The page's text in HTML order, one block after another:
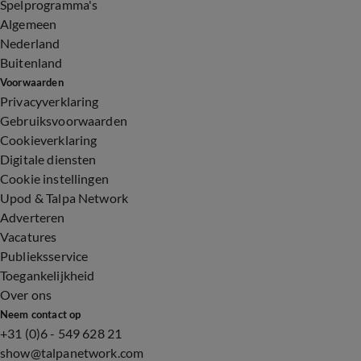
Spelprogramma's
Algemeen
Nederland
Buitenland
Voorwaarden
Privacyverklaring
Gebruiksvoorwaarden
Cookieverklaring
Digitale diensten
Cookie instellingen
Upod & Talpa Network
Adverteren
Vacatures
Publieksservice
Toegankelijkheid
Over ons
Neem contact op
+31 (0)6 - 549 628 21
show@talpanetwork.com